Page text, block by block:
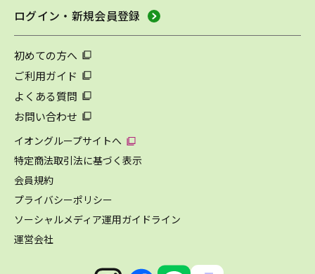
ログイン・新規会員登録
初めての方へ
ご利用ガイド
よくある質問
お問い合わせ
イオングループサイトへ
特定商法取引法に基づく表示
会員規約
プライバシーポリシー
ソーシャルメディア運用ガイドライン
運営会社